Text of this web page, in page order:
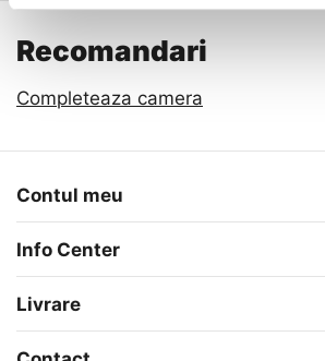
Recomandari
Completeaza camera
Contul meu
Info Center
Livrare